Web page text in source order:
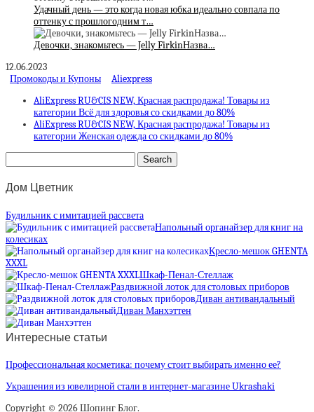
Удачный день — это когда новая юбка идеально совпала по
оттенку с прошлогодним т…
Девочки, знакомьтесь — Jelly FirkinНазва…
12.06.2023
Промокоды и Купоны
Aliexpress
AliExpress RU&CIS NEW, Красная распродажа! Товары из
категории Всё для здоровья со скидками до 80%
AliExpress RU&CIS NEW, Красная распродажа! Товары из
категории Женская одежда со скидками до 80%
Дом Цветник
Будильник с имитацией рассвета
Напольный органайзер для книг на
колесиках
Кресло-мешок GHENTA
XXXL
Шкаф-Пенал-Стеллаж
Раздвижной лоток для столовых приборов
Диван антивандальный
Диван Манхэттен
Интересные статьи
Профессиональная косметика: почему стоит выбирать именно ее?
Украшения из ювелирной стали в интернет-магазине Ukrashaki
Copyright © 2026 Шопинг Блог.